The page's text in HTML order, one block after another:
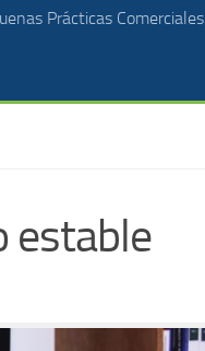
Prácticas Comerciales
estable